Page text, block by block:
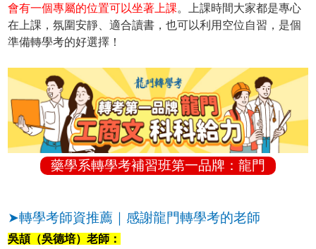
會有一個專屬的位置可以坐著上課。上課時間大家都是專心
在上課，氛圍安靜、適合讀書，也可以利用空位自習，是個
準備轉學考的好選擇！
藥學系轉學考補習班第一品牌：龍門
➤轉學考師資推薦｜感謝龍門轉學考的老師
吳頡（吳德培）老師：